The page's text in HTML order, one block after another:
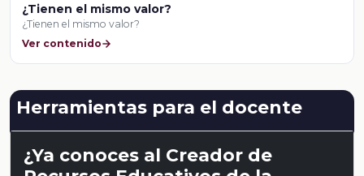
¿Tienen el mismo valor?
¿Tienen el mismo valor?
Ver contenido
Herramientas para el docente
¿Ya conoces al Creador de